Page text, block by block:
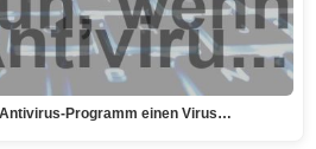
Programm einen Virus…